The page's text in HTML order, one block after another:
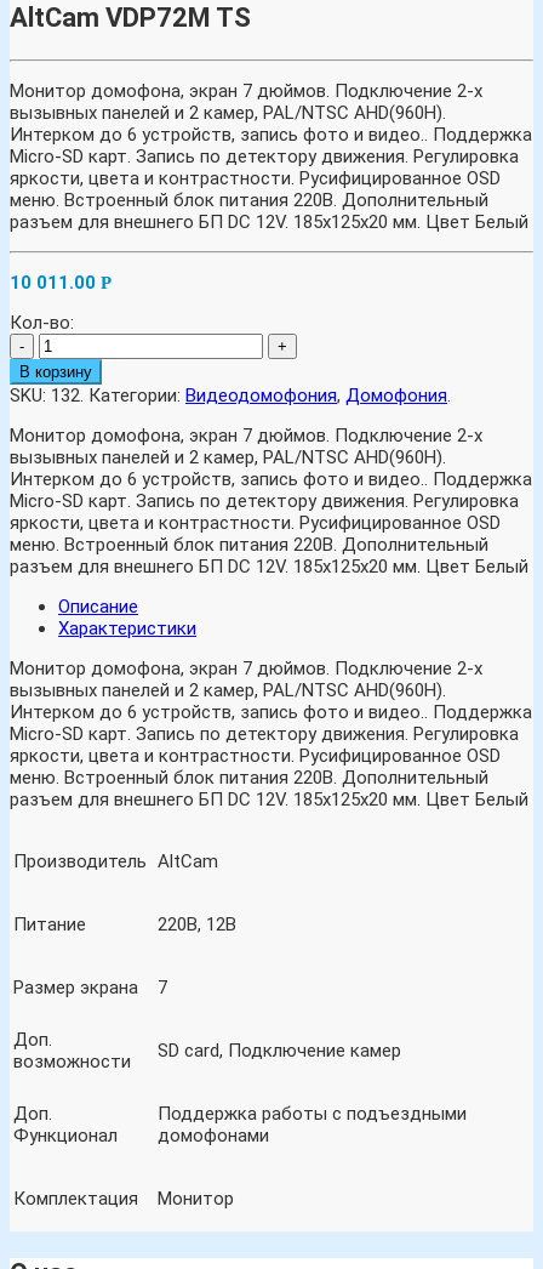
AltCam VDP72M TS
Монитор домофона, экран 7 дюймов. Подключение 2-х
вызывных панелей и 2 камер, PAL/NTSC AHD(960H).
Интерком до 6 устройств, запись фото и видео.. Поддержка
Micro-SD карт. Запись по детектору движения. Регулировка
яркости, цвета и контрастности. Русифицированное OSD
меню. Встроенный блок питания 220В. Дополнительный
разъем для внешнего БП DC 12V. 185x125x20 мм. Цвет Белый
10 011.00 Р
Кол-во:
-
+
В корзину
SKU: 132. Категории: Видеодомофония, Домофония.
Монитор домофона, экран 7 дюймов. Подключение 2-х
вызывных панелей и 2 камер, PAL/NTSC AHD(960H).
Интерком до 6 устройств, запись фото и видео.. Поддержка
Micro-SD карт. Запись по детектору движения. Регулировка
яркости, цвета и контрастности. Русифицированное OSD
меню. Встроенный блок питания 220В. Дополнительный
разъем для внешнего БП DC 12V. 185x125x20 мм. Цвет Белый
Описание
Характеристики
Монитор домофона, экран 7 дюймов. Подключение 2-х
вызывных панелей и 2 камер, PAL/NTSC AHD(960H).
Интерком до 6 устройств, запись фото и видео.. Поддержка
Micro-SD карт. Запись по детектору движения. Регулировка
яркости, цвета и контрастности. Русифицированное OSD
меню. Встроенный блок питания 220В. Дополнительный
разъем для внешнего БП DC 12V. 185x125x20 мм. Цвет Белый
Производитель AltCam
Питание 220В, 12В
Размер экрана 7
Доп.
возможности
SD card, Подключение камер
Доп.
Функционал
Поддержка работы с подъездными
домофонами
Комплектация Монитор